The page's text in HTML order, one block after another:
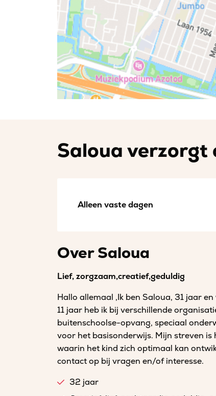
Saloua verzorgt
Alleen vaste dagen
Over Saloua
Lief, zorgzaam,creatief,geduldig
Hallo allemaal ,Ik ben Saloua, 31 jaar
11 jaar heb ik bij verschillende
buitenschoolse-opvang, speciaal
voor het basisonderwijs. Mijn streven
waarin het kind zich optimaal kan
contact op bij vragen en/of interesse.
32 jaar